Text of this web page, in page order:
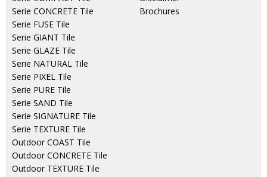
Serie CONCRETE Tile
Serie FUSE Tile
Serie GIANT Tile
Serie GLAZE Tile
Serie NATURAL Tile
Serie PIXEL Tile
Serie PURE Tile
Serie SAND Tile
Serie SIGNATURE Tile
Serie TEXTURE Tile
Outdoor COAST Tile
Outdoor CONCRETE Tile
Outdoor TEXTURE Tile
Brochures